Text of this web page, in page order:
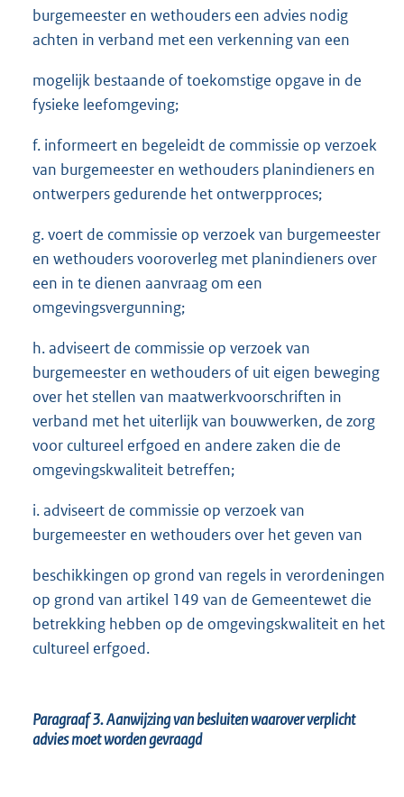
burgemeester en wethouders een advies nodig
achten in verband met een verkenning van een
mogelijk bestaande of toekomstige opgave in de
fysieke leefomgeving;
f. informeert en begeleidt de commissie op verzoek
van burgemeester en wethouders planindieners en
ontwerpers gedurende het ontwerpproces;
g. voert de commissie op verzoek van burgemeester
en wethouders vooroverleg met planindieners over
een in te dienen aanvraag om een
omgevingsvergunning;
h. adviseert de commissie op verzoek van
burgemeester en wethouders of uit eigen beweging
over het stellen van maatwerkvoorschriften in
verband met het uiterlijk van bouwwerken, de zorg
voor cultureel erfgoed en andere zaken die de
omgevingskwaliteit betreffen;
i. adviseert de commissie op verzoek van
burgemeester en wethouders over het geven van
beschikkingen op grond van regels in verordeningen
op grond van artikel 149 van de Gemeentewet die
betrekking hebben op de omgevingskwaliteit en het
cultureel erfgoed.
Paragraaf 3.Aanwijzing van besluiten waarover verplicht
advies moet worden gevraagd